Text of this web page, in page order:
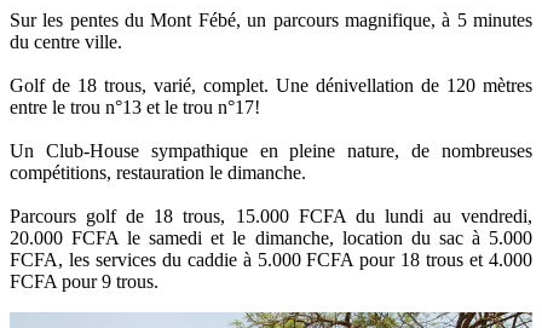
Sur les pentes du Mont Fébé, un parcours magnifique, à 5 minutes
du centre ville.
Golf de 18 trous, varié, complet. Une dénivellation de 120 mètres
entre le trou n°13 et le trou n°17!
Un Club-House sympathique en pleine nature, de nombreuses
compétitions, restauration le dimanche.
Parcours golf de 18 trous, 15.000 FCFA du lundi au vendredi,
20.000 FCFA le samedi et le dimanche, location du sac à 5.000
FCFA, les services du caddie à 5.000 FCFA pour 18 trous et 4.000
FCFA pour 9 trous.